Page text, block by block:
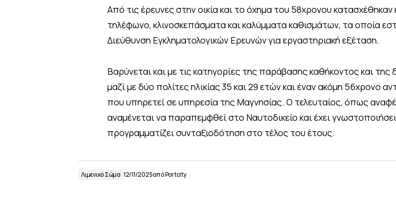
Από τις έρευνες στην οικία και το όχημα του 58χρονου κατασχέθηκαν
τηλέφωνο, κλινοσκεπάσματα και καλύμματα καθισμάτων, τα οποία
Διεύθυνση Εγκληματολογικών Ερευνών για εργαστηριακή εξέταση.
Βαρύνεται και με τις κατηγορίες της παράβασης καθήκοντος και της
μαζί με δύο πολίτες ηλικίας 35 και 29 ετών και έναν ακόμη 56χρονο
που υπηρετεί σε υπηρεσία της Μαγνησίας. Ο τελευταίος, όπως
αναμένεται να παραπεμφθεί στο Ναυτοδικείο και έχει
προγραμματίζει συνταξιοδότηση στο τέλος του έτους.
Λιμενικό Σώμα 12/11/2025απόPortcity